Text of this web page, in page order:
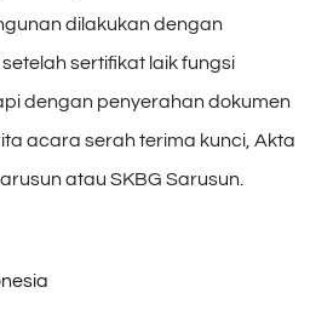
dilakukan dengan
sertifikat laik fungsi
dengan penyerahan dokumen
acara serah terima kunci, Akta
atau SKBG Sarusun.